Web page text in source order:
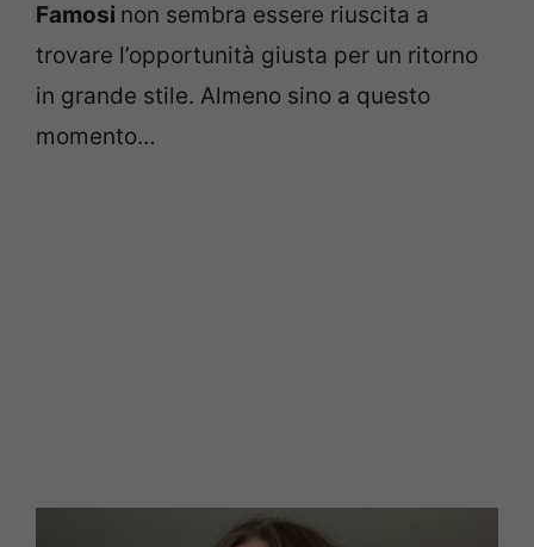
Famosi non sembra essere riuscita a
trovare l’opportunità giusta per un ritorno
in grande stile. Almeno sino a questo
momento…